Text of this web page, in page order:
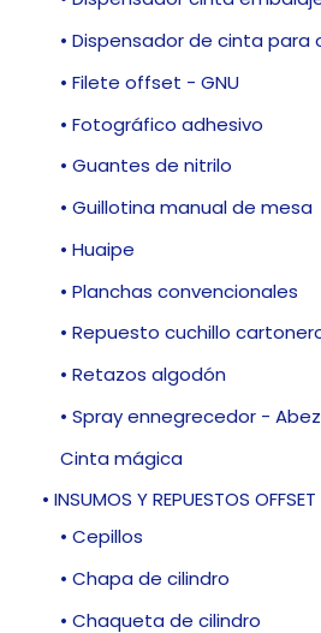
• Dispensador de cinta para
• Filete offset - GNU
• Fotográfico adhesivo
• Guantes de nitrilo
• Guillotina manual de mesa
• Huaipe
• Planchas convencionales
• Repuesto cuchillo
• Retazos algodón
• Spray ennegrecedor -
Cinta mágica
• INSUMOS Y REPUESTOS OFFSET
• Cepillos
• Chapa de cilindro
• Chaqueta de cilindro